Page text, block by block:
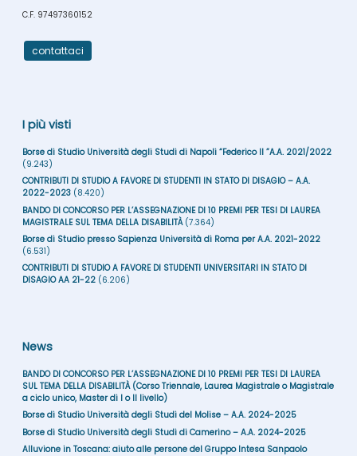
C.F. 97497360152
contattaci
I più visti
Borse di Studio Università degli Studi di Napoli “Federico II ”A.A. 2021/2022
(9.243)
CONTRIBUTI DI STUDIO A FAVORE DI STUDENTI IN STATO DI DISAGIO – A.A.
2022-2023 (8.420)
BANDO DI CONCORSO PER L’ASSEGNAZIONE DI 10 PREMI PER TESI DI LAUREA
MAGISTRALE SUL TEMA DELLA DISABILITÀ (7.364)
Borse di Studio presso Sapienza Università di Roma per A.A. 2021-2022
(6.531)
CONTRIBUTI DI STUDIO A FAVORE DI STUDENTI UNIVERSITARI IN STATO DI
DISAGIO AA 21-22 (6.206)
News
BANDO DI CONCORSO PER L’ASSEGNAZIONE DI 10 PREMI PER TESI DI LAUREA
SUL TEMA DELLA DISABILITÀ (Corso Triennale, Laurea Magistrale o Magistrale
a ciclo unico, Master di I o II livello)
Borse di Studio Università degli Studi del Molise – A.A. 2024-2025
Borse di Studio Università degli Studi di Camerino – A.A. 2024-2025
Alluvione in Toscana: aiuto alle persone del Gruppo Intesa Sanpaolo